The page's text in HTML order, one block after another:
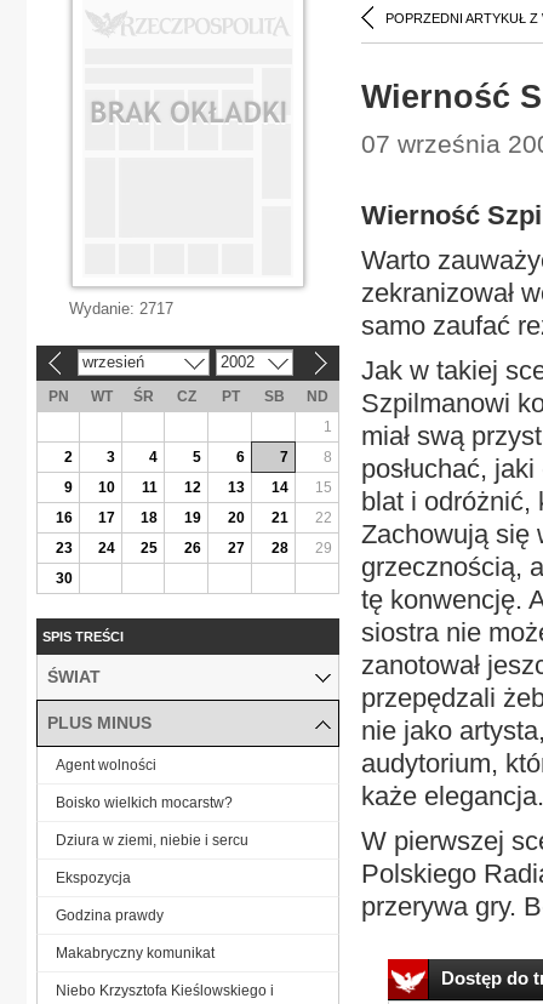
POPRZEDNI ARTYKUŁ Z
Wierność
07 września
Wierność
Warto
zekranizował
samo zaufać
Jak w takiej
Szpilmanowi
miał swą
posłuchać,
blat i odróżnić,
Zachowują się
grzecznością,
tę konwencję.
siostra nie
zanotował
przepędzali
nie jako
audytorium,
każe elegancja.
W pierwszej
Polskiego
przerywa gry.
Dostęp do
Wydanie: 2717
wrzesień 2002
PN WT ŚR CZ PT SB
ND
1
2
3 4 5 6 7
8
9
10 11 12 13 14
15
16
17 18 19 20 21
22
23
24 25 26 27 28
29
30
SPIS TREŚCI
ŚWIAT
PLUS MINUS
Agent wolności
Boisko wielkich mocarstw?
Dziura w ziemi, niebie i sercu
Ekspozycja
Godzina prawdy
Makabryczny komunikat
Niebo Krzysztofa Kieślowskiego i